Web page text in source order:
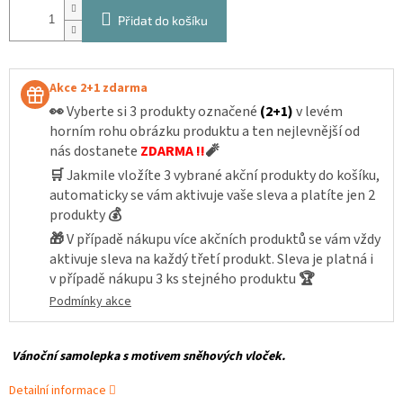
Přidat do košíku
Akce 2+1 zdarma
👀Vyberte si 3 produkty označené (2+1)v levém
horním rohu obrázku produktu a ten nejlevnější od
nás dostanete ZDARMA !!🧨
🛒Jakmile vložíte 3 vybrané akční produkty do košíku,
automaticky se vám aktivuje vaše sleva a platíte jen 2
produkty💰
🎁V případě nákupu více akčních produktů se vám vždy
aktivuje sleva na každý třetí produkt. Sleva je platná i
v případě nákupu 3 ks stejného produktu 🏆
Podmínky akce
Vánoční samolepka s motivem sněhových vloček.
Detailní informace